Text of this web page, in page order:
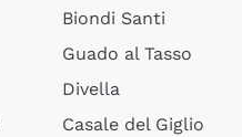
Biondi Santi
Guado al Tasso
Divella
Casale del Giglio